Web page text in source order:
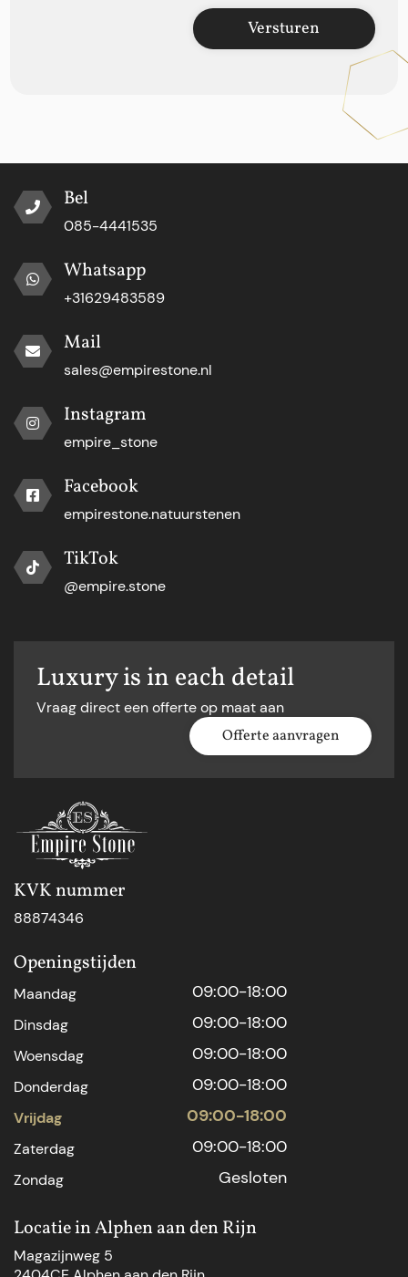
Versturen
Bel
085-4441535
Whatsapp
+31629483589
Mail
sales@empirestone.nl
Instagram
empire_stone
Facebook
empirestone.natuurstenen
TikTok
@empire.stone
Luxury is in each detail
Vraag direct een offerte op maat aan
Offerte aanvragen
KVK nummer
88874346
Openingstijden
Maandag 09:00-18:00
Dinsdag 09:00-18:00
Woensdag 09:00-18:00
Donderdag 09:00-18:00
Vrijdag 09:00-18:00
Zaterdag 09:00-18:00
Zondag Gesloten
Locatie in Alphen aan den Rijn
Magazijnweg 5